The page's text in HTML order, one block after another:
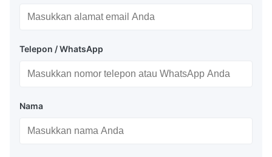
Telepon / WhatsApp
Nama